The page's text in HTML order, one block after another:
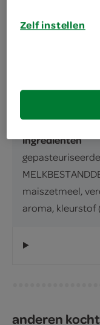
ingrediënten
maiszetmeel,
aroma, kleurstof
anderen
Zelf instellen